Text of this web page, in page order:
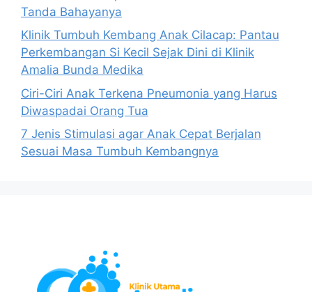
Tanda Bahayanya
Klinik Tumbuh Kembang Anak Cilacap: Pantau
Perkembangan Si Kecil Sejak Dini di Klinik
Amalia Bunda Medika
Ciri-Ciri Anak Terkena Pneumonia yang Harus
Diwaspadai Orang Tua
7 Jenis Stimulasi agar Anak Cepat Berjalan
Sesuai Masa Tumbuh Kembangnya